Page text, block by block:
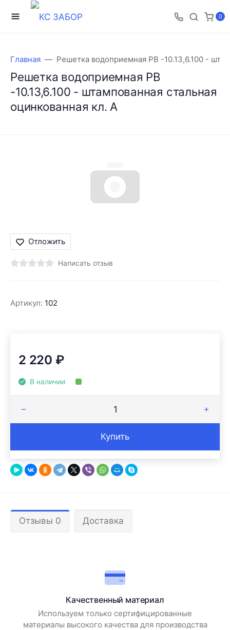
0
Главная Решетка водоприемная РВ -10.13,6.100 -
Решетка водоприемная РВ
-10.13,6.100 - штампованная стальная
оцинкованная кл. А
Отложить
Написать отзыв
Артикул: 102
2 220 ₽
В наличии
Купить
Отзывы 0 Доставка
Качественный материал
Используем только сертифицированные
материалы высокого качества для производства